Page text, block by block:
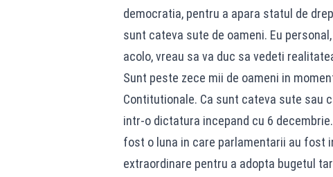
democratia, pentru a apara statul de
sunt cateva sute de oameni. Eu
acolo, vreau sa va duc sa vedeti
Sunt peste zece mii de oameni in
Contitutionale. Ca sunt cateva sute sau
intr-o dictatura incepand cu 6
fost o luna in care parlamentarii au fost
extraordinare pentru a adopta bugetul